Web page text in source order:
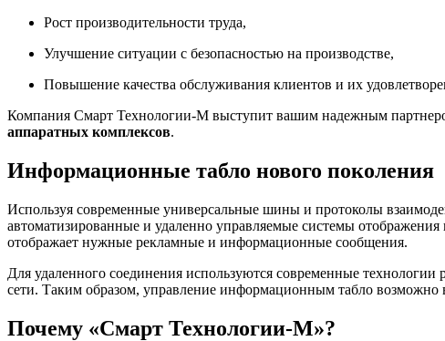
Рост производительности труда,
Улучшение ситуации с безопасностью на производстве,
Повышение качества обслуживания клиентов и их
Компания Смарт Технологии-М выступит вашим надежным
аппаратных комплексов.
Информационные табло нового поколения
Используя современные универсальные шины и протоколы
автоматизированные и удаленно управляемые системы
отображает нужные рекламные и информационные сообщения.
Для удаленного соединения используются современные
сети. Таким образом, управление информационным табло возможно
Почему «Смарт Технологии-М»?